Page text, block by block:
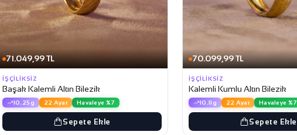
71.049,99 TL
İŞÇILIKSIZ
Başak Kalemli Altın Bilezik
10.25g 22 Ayar Havaleye %7
Sepete Ekle
70.099,99 TL
İŞÇILIKSIZ
Kalemli Kumlu Altın Bilezik
10.11g 22 Ayar Havaleye %7
Sepete Ekle